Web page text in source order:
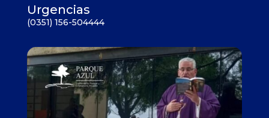
Urgencias
(0351) 156-504444